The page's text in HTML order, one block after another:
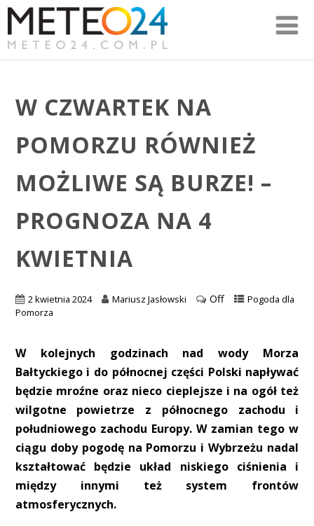
W CZWARTEK NA
POMORZU RÓWNIEŻ
MOŻLIWE SĄ BURZE! –
PROGNOZA NA 4
KWIETNIA
2 kwietnia 2024 Mariusz Jasłowski Off
Pogoda dla
Pomorza
W kolejnych godzinach nad wody Morza
Bałtyckiego i do północnej części Polski napływać
będzie mroźne oraz nieco cieplejsze i na ogół też
wilgotne powietrze z północnego zachodu i
południowego zachodu Europy. W zamian tego w
ciągu doby pogodę na Pomorzu i Wybrzeżu nadal
kształtować będzie układ niskiego ciśnienia i
między innymi też system frontów
atmosferycznych.